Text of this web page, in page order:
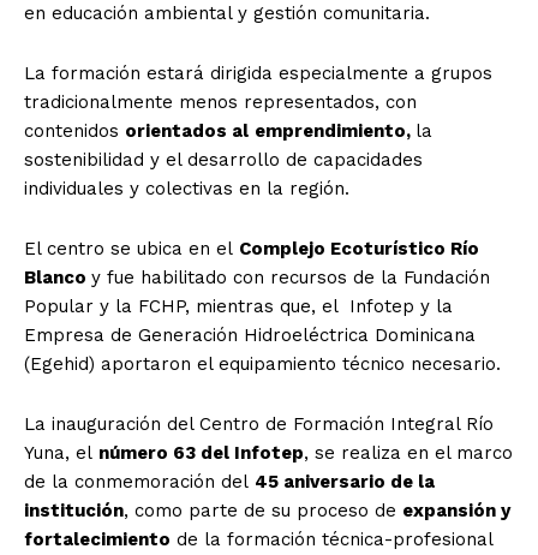
en educación ambiental y gestión comunitaria.
La formación estará dirigida especialmente a grupos
tradicionalmente menos representados, con
contenidos orientados al emprendimiento, la
sostenibilidad y el desarrollo de capacidades
individuales y colectivas en la región.
El centro se ubica en el Complejo Ecoturístico Río
Blanco y fue habilitado con recursos de la Fundación
Popular y la FCHP, mientras que, el Infotep y la
Empresa de Generación Hidroeléctrica Dominicana
(Egehid) aportaron el equipamiento técnico necesario.
La inauguración del Centro de Formación Integral Río
Yuna, el número 63 del Infotep, se realiza en el marco
de la conmemoración del 45 aniversario de la
institución, como parte de su proceso de expansión y
fortalecimiento de la formación técnica-profesional